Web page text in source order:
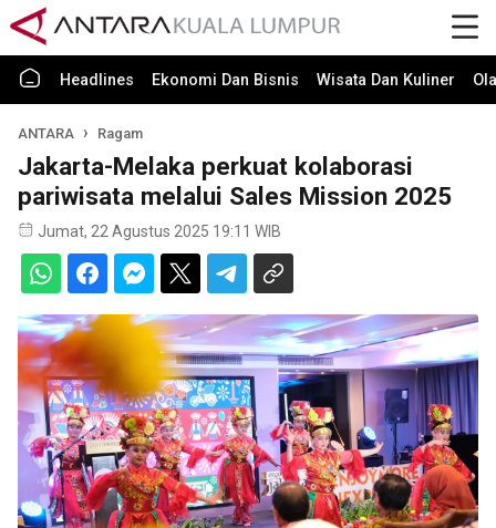
Headlines Ekonomi Dan Bisnis Wisata Dan Kuliner
ANTARA Ragam
Jakarta-Melaka perkuat kolaborasi
pariwisata melalui Sales Mission 2025
Jumat, 22 Agustus 2025 19:11 WIB